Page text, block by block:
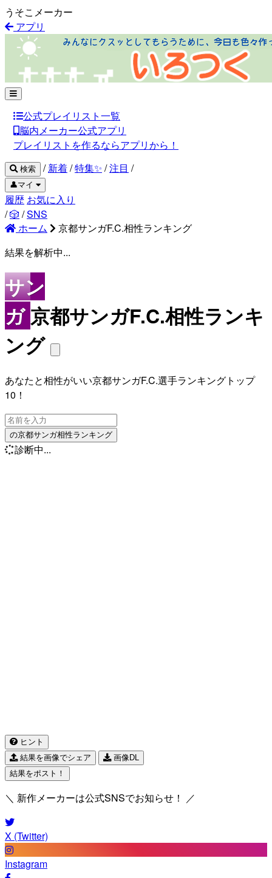
うそこメーカー
アプリ
公式プレイリスト一覧
脳内メーカー公式アプリ
プレイリストを作るならアプリから！
検索 / 新着/特集✨ /注目 /
👤マイ
履歴 お気に入り
/🎲 /SNS
ホーム
京都サンガF.C.相性ランキング
結果を解析中...
サン
ガ京都サンガF.C.相性ランキ
ング
あなたと相性がいい京都サンガF.C.選手ランキングトップ
10！
の京都サンガ相性ランキング
診断中...
ヒント
結果を画像でシェア
画像DL
結果をポスト！
＼ 新作メーカーは公式SNSでお知らせ！ ／
X (Twitter)
Instagram